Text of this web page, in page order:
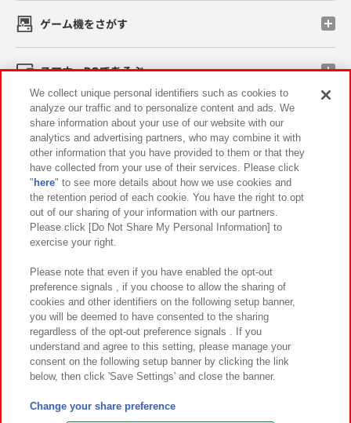
ゲーム機をさがす
スマホ・PCであそぶ
イベント・キャンペーン
関連会社 サステナビリティ サイトポリシー
プライバシーポリシー ウェブアクセシビリティ方針と検証結果
お取引先さまとともに
カスタマーハラスメント対応方針 よくあるご質問・お問い合わせ
©Bandai Namco Amusement Inc.
©Bandai Namco Amusement Lab Inc.
We collect unique personal identifiers such as cookies to
analyze our traffic and to personalize content and ads. We
share information about your use of our website with our
analytics and advertising partners, who may combine it with
other information that you have provided to them or that they
have collected from your use of their services. Please click
" here" to see more details about how we use cookies and
the retention period of each cookie. You have the right to opt
out of our sharing of your information with our partners.
Please click [Do Not Share My Personal Information] to
exercise your right.
Please note that even if you have enabled the opt-out
preference signals , if you choose to allow the sharing of
cookies and other identifiers on the following setup banner,
you will be deemed to have consented to the sharing
regardless of the opt-out preference signals . If you
understand and agree to this setting, please manage your
consent on the following setup banner by clicking the link
below, then click 'Save Settings' and close the banner.
Change your share preference